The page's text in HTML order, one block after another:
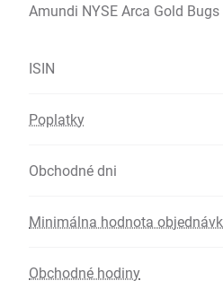
Amundi NYSE Arca Gold Bugs
ISIN
Poplatky
Obchodné dni
Minimálna hodnota
Obchodné hodiny